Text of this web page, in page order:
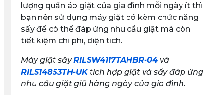
lượng quần áo giặt của gia đình mỗi ngày ít thì
bạn nên sử dụng máy giặt có kèm chức năng
sấy để có thể đáp ứng nhu cầu giặt mà còn
tiết kiệm chi phí, diện tích.
Máy giặt sấyRILSW4117TAHBR-04và
RILS14853TH-UKtích hợp giặt và sấy đáp ứng
nhu cầu giặt giũ hàng ngày của gia đình.